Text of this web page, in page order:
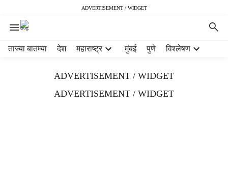
ADVERTISEMENT / WIDGET
ताज्या बातम्या देश महाराष्ट्र मुंबई पुणे विश्लेषण
ADVERTISEMENT / WIDGET
ADVERTISEMENT / WIDGET